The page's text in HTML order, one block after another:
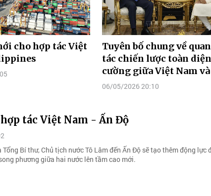
cho hợp tác Việt
Tuyên bố chung về
tác chiến lược toàn
cường giữa Việt Nam
06/05/2026 20:10
tác Việt Nam - Ấn Độ
Tổng Bí thư, Chủ tịch nước Tô Lâm đến Ấn Độ sẽ tạo thêm động lực
phương giữa hai nước lên tầm cao mới.